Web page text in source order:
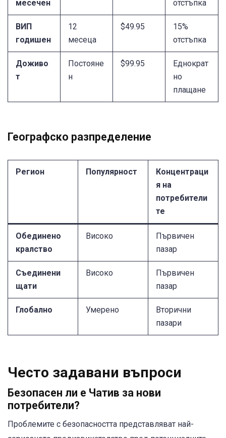
месечен отстъпка
ВИП
годишен
12
месеца
$49.95
15%
отстъпка
Доживо
т
Постояне
н
$99.95
Еднократ
но
плащане
Географско разпределение
Регион Популярност
Концентраци
я на
потребители
те
Обединено
кралство
Високо
Първичен
пазар
Съединени
щати
Високо
Първичен
пазар
Глобално Умерено
Вторични
пазари
Често задавани въпроси
Безопасен ли е Чатив за нови
потребители?
Проблемите с безопасността представляват най-